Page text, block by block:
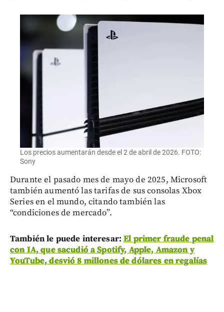
Los precios aumentarán desde el 2 de abril de 2026. FOTO:
Sony
Durante el pasado mes de mayo de 2025, Microsoft
también aumentó las tarifas de sus consolas Xbox
Series en el mundo, citando también las
“condiciones de mercado”.
También le puede interesar:El primer fraude penal
con IA, que sacudió a Spotify, Apple, Amazon y
YouTube, desvió 8 millones de dólares en regalías